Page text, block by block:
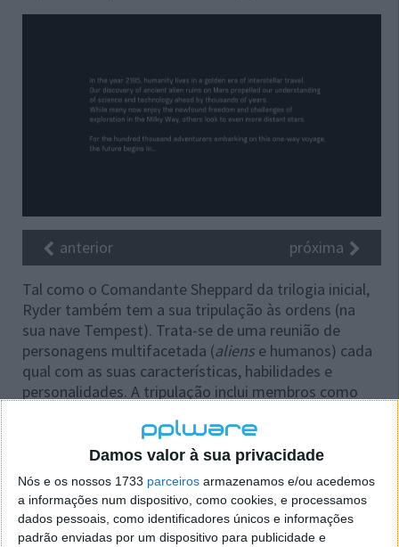
Damos valor à sua privacidade
Nós e os nossos 1733 parceiros armazenamos e/ou acedemos
a informações num dispositivo, como cookies, e processamos
dados pessoais, como identificadores únicos e informações
padrão enviadas por um dispositivo para publicidade e
anterior próxima
Tal como o Comandante Sheppard da trilogia inicial,
Ryder também tem a sua tripulação às ordens (na
sua nave Tempest). Trata-se de uma reunião de
personagens multifacetada (aliens e humanos) cada
qual com as suas características, habilidades e
personalidades. A tripulação inclui membros como
Harper (humana e braço direito do pai de Ryder),
Peebee (uma cientista Asari e meio tresloucada),
Drack (um verdadeiro blindado Krogan), Jaal
(Angarian, especialista em ataquesstealth), Lexi
(Asari), Vectra (Turian), e os pilotos Kallo (Salarian) e
Suvi (humana).